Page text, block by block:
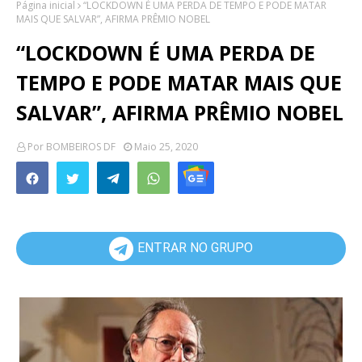
Página inicial
“LOCKDOWN É UMA PERDA DE TEMPO E PODE MATAR
MAIS QUE SALVAR”, AFIRMA PRÊMIO NOBEL
“LOCKDOWN É UMA PERDA DE
TEMPO E PODE MATAR MAIS QUE
SALVAR”, AFIRMA PRÊMIO NOBEL
Por BOMBEIROS DF Maio 25, 2020
ENTRAR NO GRUPO